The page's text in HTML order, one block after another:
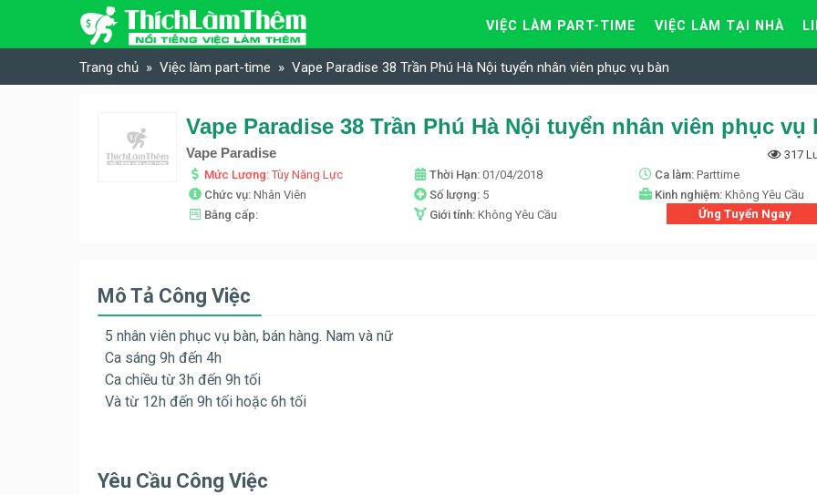
Skip to content
VIỆC LÀM PART-TIME VIỆC LÀM TẠI NHÀ
Trang chủ Việc làm part-time Vape Paradise 38 Trần Phú Hà Nội tuyển nhân viên phục vụ bàn
Vape Paradise 38 Trần Phú Hà Nội tuyển nhân viên phục vụ
Vape Paradise
317
Mức Lương:Tùy Năng Lực Thời Hạn: 01/04/2018 Ca làm: Parttime
Chức vụ: Nhân Viên Số lượng: 5 Kinh nghiệm: Không Yêu Cầu
Bằng cấp:
Giới tính: Không Yêu Cầu Ứng Tuyển Ngay
Mô Tả Công Việc
5 nhân viên phục vụ bàn, bán hàng. Nam và nữ
Ca sáng 9h đến 4h
Ca chiều từ 3h đến 9h tối
Và từ 12h đến 9h tối hoặc 6h tối
Yêu Cầu Công Việc